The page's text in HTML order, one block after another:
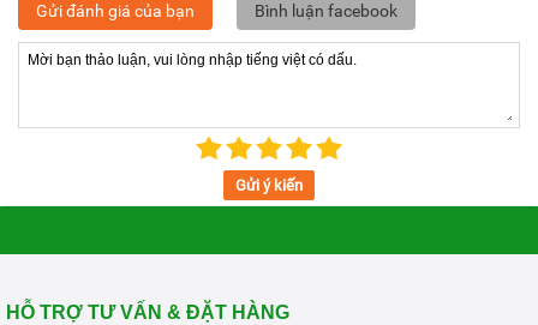
hãng tại Kangaroovietnam.vn.
Gửi đánh giá của bạn Bình luận facebook
Gửi ý kiến
HỖ TRỢ TƯ VẤN & ĐẶT HÀNG